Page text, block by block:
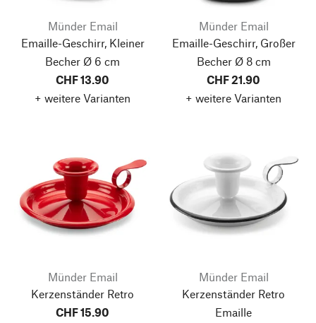
Münder Email
Emaille-Geschirr, Kleiner
Becher Ø 6 cm
CHF 13.90
+ weitere Varianten
Münder Email
Emaille-Geschirr, Großer
Becher Ø 8 cm
CHF 21.90
+ weitere Varianten
Münder Email
Kerzenständer Retro
CHF 15.90
Münder Email
Kerzenständer Retro
Emaille